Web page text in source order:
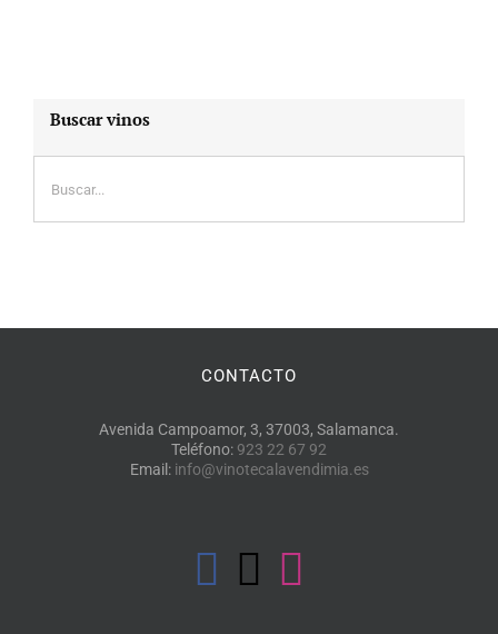
Buscar vinos
CONTACTO
Avenida Campoamor, 3, 37003, Salamanca.
Teléfono: 923 22 67 92
Email: info@vinotecalavendimia.es